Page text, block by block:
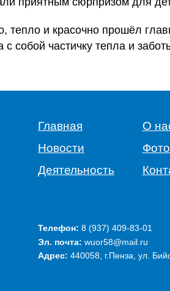
тепло и красочно прошёл
с собой частичку тепла и
Главная
О
Новости
Деятельность
Телефон: ‭8 (937) 409-83-01‬
Эл. почта: wuor58@mail.ru
Адрес: 440058, г.Пенза, ул.